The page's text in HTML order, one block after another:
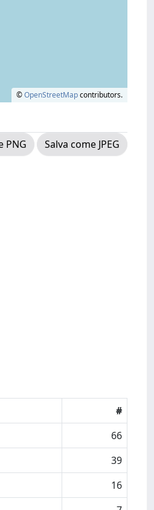
©OpenStreetMapcontributors.
PNG
Salva come JPEG
#
66
39
16